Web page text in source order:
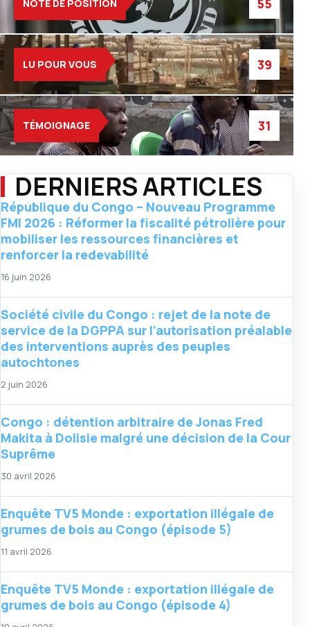
NOTE DE POSITION 55
LU POUR VOUS 39
TÉMOIGNAGE 31
DERNIERS ARTICLES
République du Congo – Nouveau Programme
FMI 2026 : Réformer la fiscalité pétrolière pour
mobiliser les ressources financières et
renforcer la redevabilité
16 juin 2026
Société civile du Congo : rejet de la note de
service de la DGPPA sur l’autorisation préalable
des interventions auprès des peuples
autochtones
2 juin 2026
Congo : détention arbitraire de Jonas Fred
Makita à Dolisie malgré une décision de la Cour
Suprême
30 avril 2026
Enquête TV5 Monde : exportation illégale de
grumes de bois au Congo (épisode 5)
11 avril 2026
Enquête TV5 Monde : exportation illégale de
grumes de bois au Congo (épisode 4)